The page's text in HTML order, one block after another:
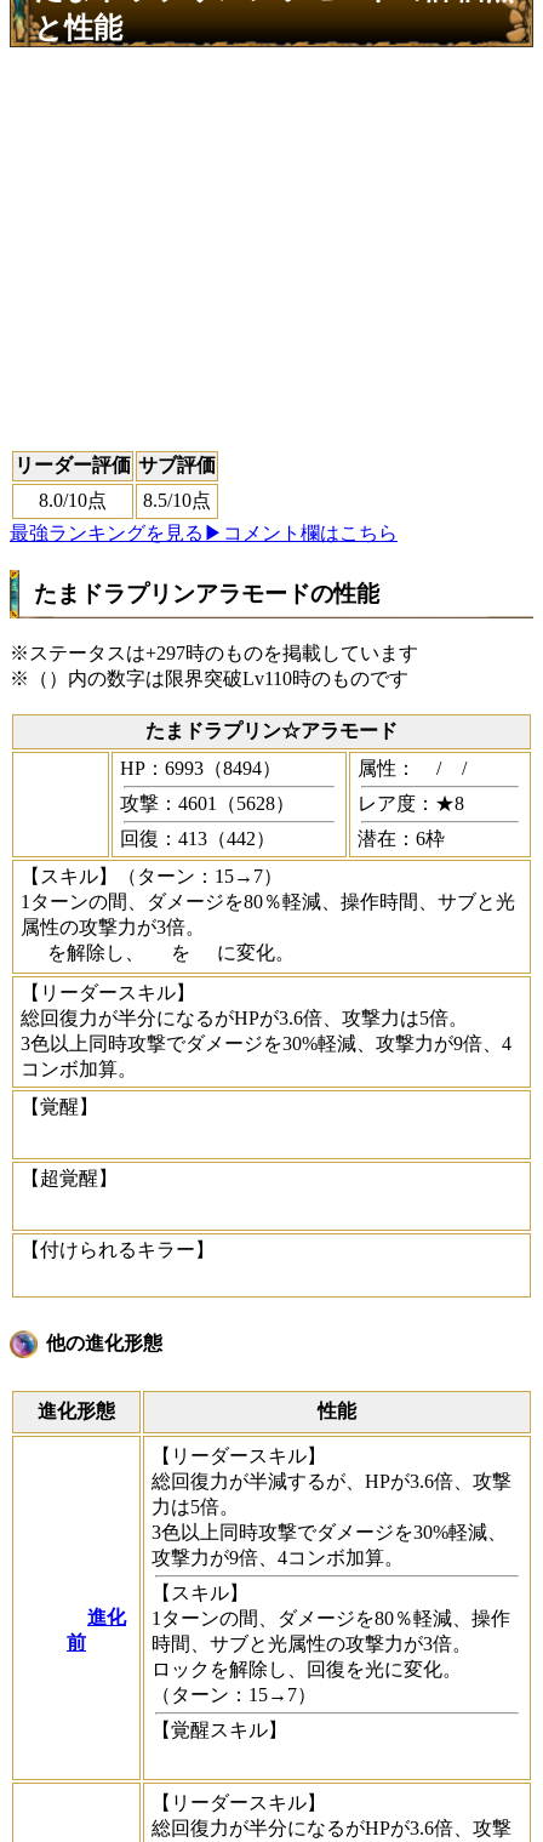
と性能
リーダー評価 サブ評価
8.0/10点 8.5/10点
最強ランキングを見る ▶コメント欄はこちら
たまドラプリンアラモードの性能
※ステータスは+297時のものを掲載しています
※（）内の数字は限界突破Lv110時のものです
たまドラプリン☆アラモード
HP：6993（8494）
攻撃：4601（5628）
回復：413（442）
属性： /
/
レア度：★8
潜在：6枠
【スキル】
（ターン：15→7）
1ターンの間、ダメージを80％軽減、操作時間、サブと光
属性の攻撃力が3倍。
を解除し、
を
に変化。
【リーダースキル】
総回復力が半分になるがHPが3.6倍、攻撃力は5倍。
3色以上同時攻撃でダメージを30%軽減、攻撃力が9倍、4
コンボ加算。
【覚醒】
【超覚醒】
【付けられるキラー】
他の進化形態
進化形態 性能
進化
前
【リーダースキル】
総回復力が半減するが、HPが3.6倍、攻撃
力は5倍。
3色以上同時攻撃でダメージを30%軽減、
攻撃力が9倍、4コンボ加算。
【スキル】
1ターンの間、ダメージを80％軽減、操作
時間、サブと光属性の攻撃力が3倍。
ロックを解除し、回復を光に変化。
（ターン：15→7）
【覚醒スキル】
【リーダースキル】
総回復力が半分になるがHPが3.6倍、攻撃